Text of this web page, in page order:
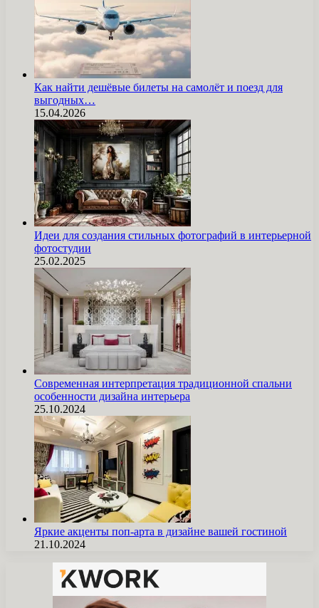
Как найти дешёвые билеты на самолёт и поезд для
выгодных…
15.04.2026
Идеи для создания стильных фотографий в интерьерной
фотостудии
25.02.2025
Современная интерпретация традиционной спальни
особенности дизайна интерьера
25.10.2024
Яркие акценты поп-арта в дизайне вашей гостиной
21.10.2024